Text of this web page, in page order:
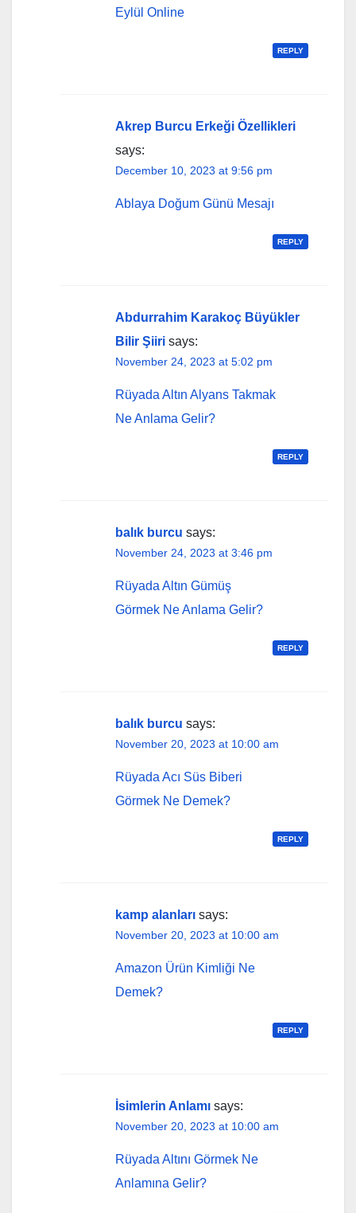
Eylül Online
REPLY
Akrep Burcu Erkeği Özellikleri
says:
December 10, 2023 at 9:56 pm
Ablaya Doğum Günü Mesajı
REPLY
Abdurrahim Karakoç Büyükler
Bilir Şiiri says:
November 24, 2023 at 5:02 pm
Rüyada Altın Alyans Takmak
Ne Anlama Gelir?
REPLY
balık burcu says:
November 24, 2023 at 3:46 pm
Rüyada Altın Gümüş
Görmek Ne Anlama Gelir?
REPLY
balık burcu says:
November 20, 2023 at 10:00 am
Rüyada Acı Süs Biberi
Görmek Ne Demek?
REPLY
kamp alanları says:
November 20, 2023 at 10:00 am
Amazon Ürün Kimliği Ne
Demek?
REPLY
İsimlerin Anlamı says:
November 20, 2023 at 10:00 am
Rüyada Altını Görmek Ne
Anlamına Gelir?